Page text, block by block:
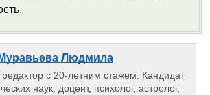
Муравьева Людмила
с 20-летним стажем. Кандидат
наук, доцент, психолог, астролог,